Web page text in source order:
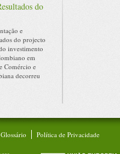
do
e
do projecto
investimento
em
Comércio e
decorreu
Glossário Política de Privacidade